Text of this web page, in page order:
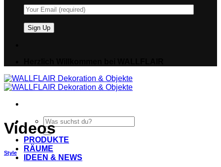
Suche
nach:
PRODUKTE
RÄUME
IDEEN & NEWS
Videos
Style